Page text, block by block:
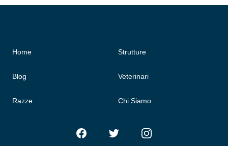
Home
Blog
Razze
Strutture
Veterinari
Chi Siamo
FacebookTwitter Instagram